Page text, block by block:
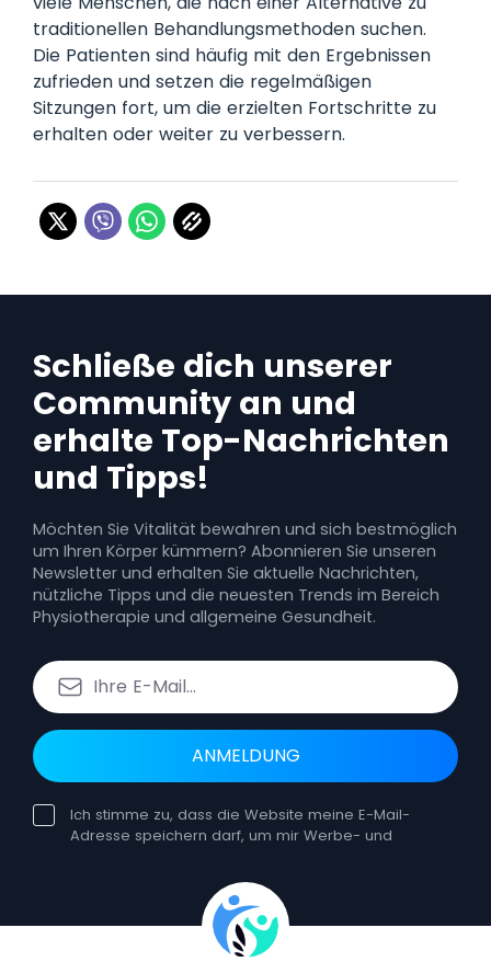
traditionellen Behandlungsmethoden suchen.
Die Patienten sind häufig mit den Ergebnissen
zufrieden und setzen die regelmäßigen
Sitzungen fort, um die erzielten Fortschritte zu
erhalten oder weiter zu verbessern.
Schließe dich unserer
Community an und
erhalte Top-Nachrichten
und Tipps!
Möchten Sie Vitalität bewahren und sich bestmöglich
um Ihren Körper kümmern? Abonnieren Sie unseren
Newsletter und erhalten Sie aktuelle Nachrichten,
nützliche Tipps und die neuesten Trends im Bereich
Physiotherapie und allgemeine Gesundheit.
ANMELDUNG
Ich stimme zu, dass die Website meine E-Mail-
Adresse speichern darf, um mir Werbe- und
Widerruf hat keine Auswirkungen auf die
Rechtmäßigkeit der Verarbeitung, die auf der
Einwilligung vor dem Widerruf beruht. Sie können